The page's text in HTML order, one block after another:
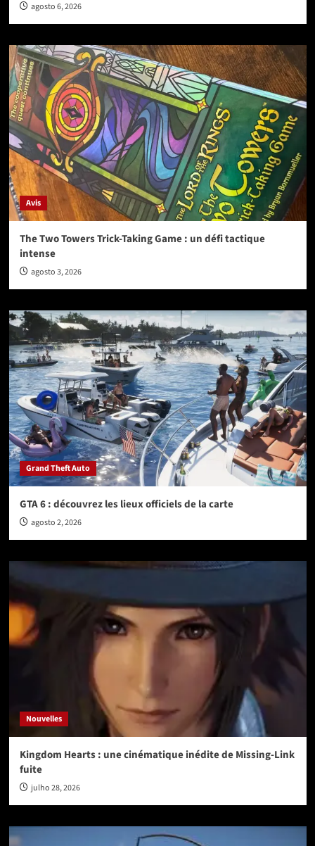
agosto 6, 2026
Avis
The Two Towers Trick-Taking Game : un défi tactique
intense
agosto 3, 2026
Grand Theft Auto
GTA 6 : découvrez les lieux officiels de la carte
agosto 2, 2026
Nouvelles
Kingdom Hearts : une cinématique inédite de Missing-Link
fuite
julho 28, 2026